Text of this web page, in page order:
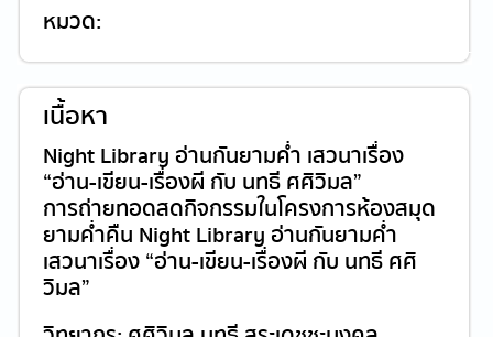
หมวด:
เนื้อหา
Night Library อ่านกันยามค่ำ เสวนาเรื่อง
“อ่าน-เขียน-เรื่องผี กับ นทธี ศศิวิมล”
การถ่ายทอดสดกิจกรรมในโครงการห้องสมุด
ยามค่ำคืน Night Library อ่านกันยามค่ำ
เสวนาเรื่อง “อ่าน-เขียน-เรื่องผี กับ นทธี ศศิ
วิมล”